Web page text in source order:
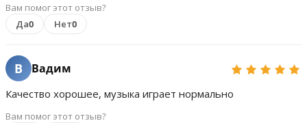
Вам помог этот отзыв?
Да0 Нет0
В Вадим
Качество хорошее, музыка играет нормально
Вам помог этот отзыв?